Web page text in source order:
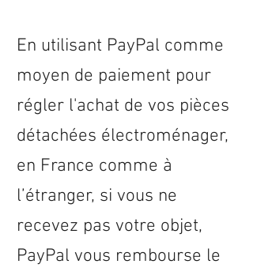
En utilisant PayPal comme
moyen de paiement pour
régler l'achat de vos pièces
détachées électroménager,
en France comme à
l’étranger, si vous ne
recevez pas votre objet,
PayPal vous rembourse le